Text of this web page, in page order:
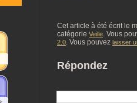
Cet article à été écrit le
catégorie Veille . Vous
2.0 . Vous pouvez laisser
Répondez